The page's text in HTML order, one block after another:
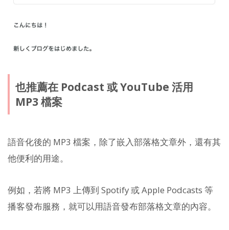
也推薦在 Podcast 或 YouTube 活用
MP3 檔案
語音化後的 MP3 檔案，除了嵌入部落格文章外，還有其
他便利的用途。
例如，若將 MP3 上傳到 Spotify 或 Apple Podcasts 等
播客發布服務，就可以用語音發布部落格文章的內容。